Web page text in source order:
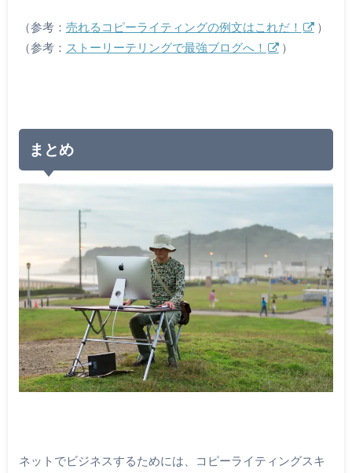
（参考： 売れるコピーライティングの例文はこれだ！
）
（参考： ストーリーテリングで最強ブログへ！ ）
まとめ
ネットでビジネスするためには、コピーライティングスキ